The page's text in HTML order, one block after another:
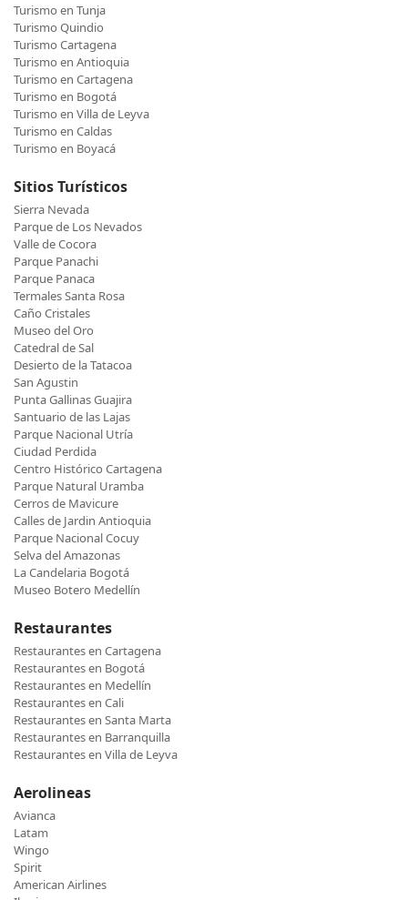
Turismo en Tunja
Turismo Quindio
Turismo Cartagena
Turismo en Antioquia
Turismo en Cartagena
Turismo en Bogotá
Turismo en Villa de Leyva
Turismo en Caldas
Turismo en Boyacá
Sitios Turísticos
Sierra Nevada
Parque de Los Nevados
Valle de Cocora
Parque Panachi
Parque Panaca
Termales Santa Rosa
Caño Cristales
Museo del Oro
Catedral de Sal
Desierto de la Tatacoa
San Agustin
Punta Gallinas Guajira
Santuario de las Lajas
Parque Nacional Utría
Ciudad Perdida
Centro Histórico Cartagena
Parque Natural Uramba
Cerros de Mavicure
Calles de Jardin Antioquia
Parque Nacional Cocuy
Selva del Amazonas
La Candelaria Bogotá
Museo Botero Medellín
Restaurantes
Restaurantes en Cartagena
Restaurantes en Bogotá
Restaurantes en Medellín
Restaurantes en Cali
Restaurantes en Santa Marta
Restaurantes en Barranquilla
Restaurantes en Villa de Leyva
Aerolineas
Avianca
Latam
Wingo
Spirit
American Airlines